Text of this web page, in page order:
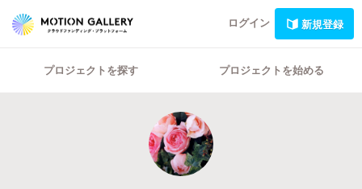
ログイン 新規登録
プロジェクトを探す プロジェクトを始める